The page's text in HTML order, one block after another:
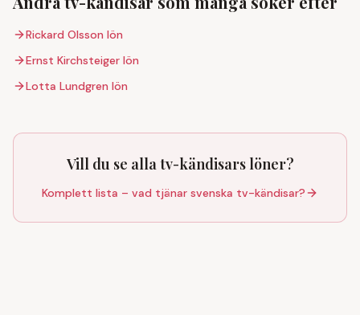
Rickard Olsson lön
Ernst Kirchsteiger lön
Lotta Lundgren lön
Vill du se alla tv-kändisars löner?
Komplett lista – vad tjänar svenska tv-kändisar?